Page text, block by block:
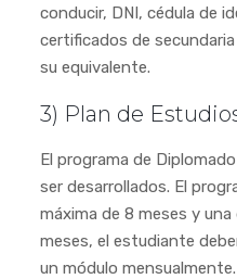
conducir, DNI, cédula de
certificados de
su equivalente.
3) Plan de
El programa de
ser desarrollados. El
máxima de 8 meses y
meses, el estudiante
un módulo mensualmente.